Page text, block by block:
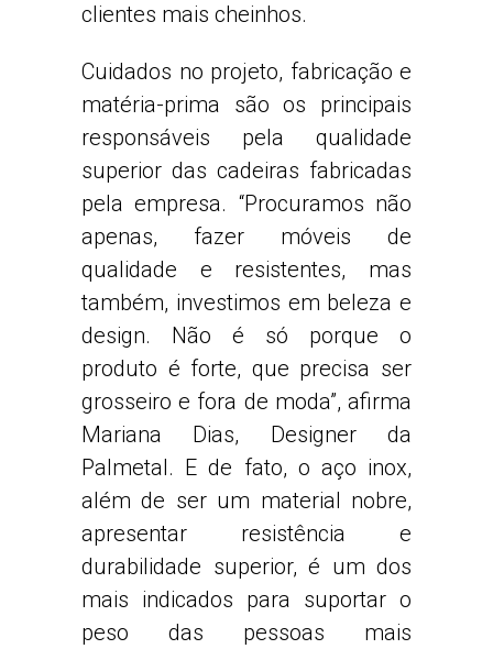
clientes mais cheinhos.
Cuidados no projeto, fabricação e
matéria-prima são os principais
responsáveis pela qualidade
superior das cadeiras fabricadas
pela empresa. “Procuramos não
apenas, fazer móveis de
qualidade e resistentes, mas
também, investimos em beleza e
design. Não é só porque o
produto é forte, que precisa ser
grosseiro e fora de moda”, afirma
Mariana Dias, Designer da
Palmetal. E de fato, o aço inox,
além de ser um material nobre,
apresentar resistência e
durabilidade superior, é um dos
mais indicados para suportar o
peso das pessoas mais